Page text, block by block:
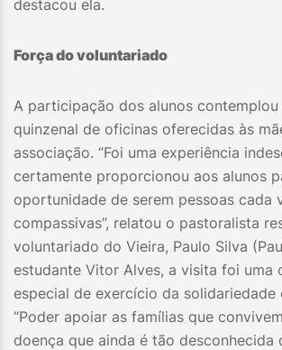
destacou ela.
Força do voluntariado
A participação dos alunos contemplou
quinzenal de oficinas oferecidas às
associação. “Foi uma experiência
certamente proporcionou aos alunos
oportunidade de serem pessoas cada
compassivas”, relatou o pastoralista
voluntariado do Vieira, Paulo Silva
estudante Vitor Alves, a visita foi uma
especial de exercício da solidariedade
“Poder apoiar as famílias que
doença que ainda é tão desconhecida